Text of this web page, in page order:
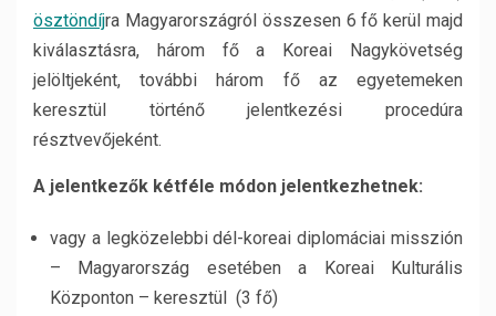
ösztöndíjra Magyarországról összesen 6 fő kerül majd
kiválasztásra, három fő a Koreai Nagykövetség
jelöltjeként, további három fő az egyetemeken
keresztül történő jelentkezési procedúra
résztvevőjeként.
A jelentkezők kétféle módon jelentkezhetnek:
vagy a legközelebbi dél-koreai diplomáciai misszión
– Magyarország esetében a Koreai Kulturális
Központon – keresztül (3 fő)